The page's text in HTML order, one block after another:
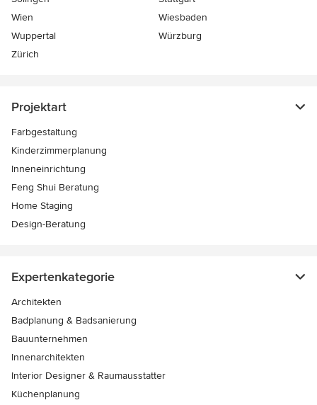
Wien
Wiesbaden
Wuppertal
Würzburg
Zürich
Projektart
Farbgestaltung
Kinderzimmerplanung
Inneneinrichtung
Feng Shui Beratung
Home Staging
Design-Beratung
Expertenkategorie
Architekten
Badplanung & Badsanierung
Bauunternehmen
Innenarchitekten
Interior Designer & Raumausstatter
Küchenplanung